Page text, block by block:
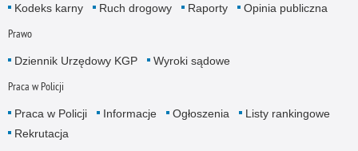
Kodeks karny
Ruch drogowy Raporty Opinia publiczna
Prawo
Dziennik Urzędowy KGP Wyroki sądowe
Praca w Policji
Praca w Policji Informacje Ogłoszenia
Listy rankingowe
Rekrutacja